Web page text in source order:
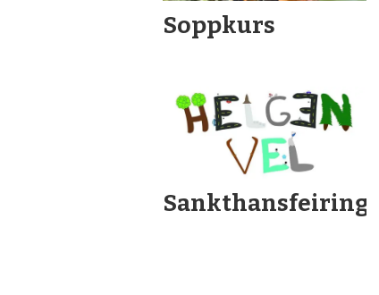
Soppkurs
Sankthansfeiring